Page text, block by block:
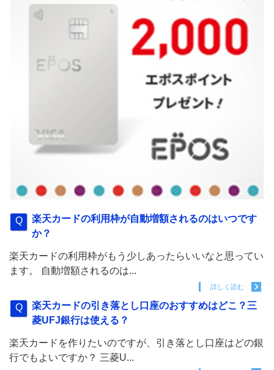
楽天カードの利用枠が自動増額されるのはいつです
か？
楽天カードの利用枠がもう少しあったらいいなと思ってい
ます。 自動増額されるのは...
詳しく読む
楽天カードの引き落とし口座のおすすめはどこ？三
菱UFJ銀行は使える？
楽天カードを作りたいのですが、引き落とし口座はどの銀
行でもよいですか？ 三菱U...